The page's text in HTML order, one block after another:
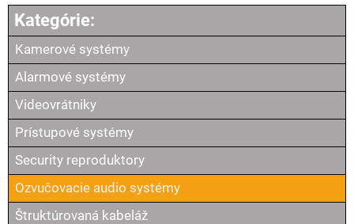
Kamerové systémy
Alarmové systémy
Videovrátniky
Prístupové systémy
Security reproduktory
Ozvučovacie audio systémy
Štruktúrovaná kabeláž